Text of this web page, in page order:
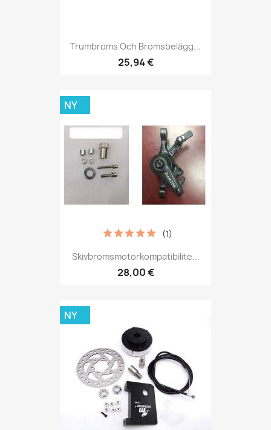
Trumbroms Och Bromsbelägg...
25,94 €
Skivbromsmotorkompatibilite...
28,00 €
(1)
NY
NY